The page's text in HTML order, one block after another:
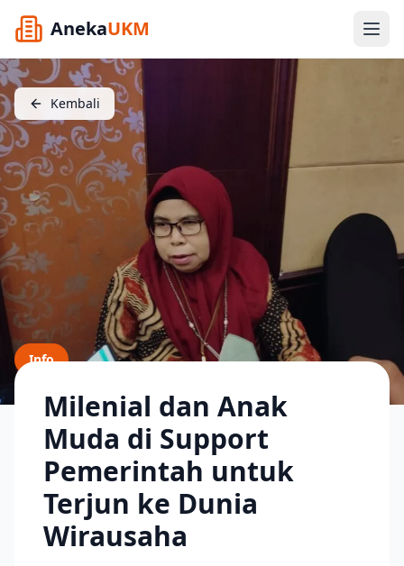
AnekaUKM
Kembali
Info
Milenial dan Anak
Muda di Support
Pemerintah untuk
Terjun ke Dunia
Wirausaha